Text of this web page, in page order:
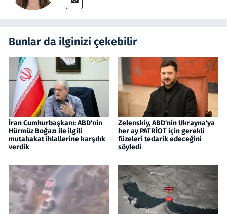
Bunlar da ilginizi çekebilir
İran Cumhurbaşkanı: ABD'nin
Hürmüz Boğazı ile ilgili
mutabakat ihlallerine karşılık
verdik
Zelenskiy, ABD'nin Ukrayna'ya
her ay PATRİOT için gerekli
füzeleri tedarik edeceğini
söyledi